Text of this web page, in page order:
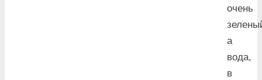
очень
а
вода,
в